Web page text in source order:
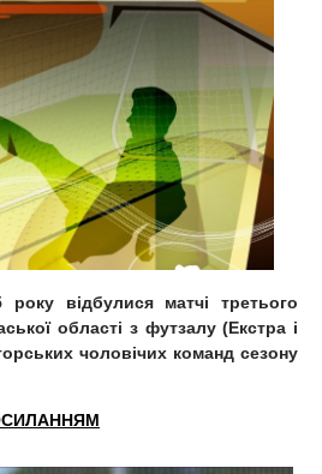
року відбулися матчі третього
області з футзалу (Екстра і
чоловічих команд сезону